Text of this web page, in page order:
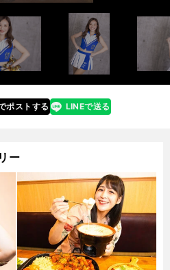
ポストする
line LINEで送る
ー